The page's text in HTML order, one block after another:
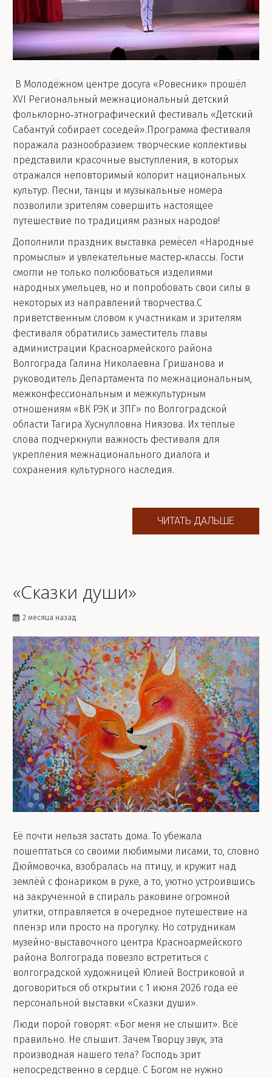
В Молодёжном центре досуга «Ровесник» прошёл
XVI Региональный межнациональный детский
фольклорно‑этнографический фестиваль «Детский
Сабантуй собирает соседей».Программа фестиваля
поражала разнообразием: творческие коллективы
представили красочные выступления, в которых
отражался неповторимый колорит национальных
культур. Песни, танцы и музыкальные номера
позволили зрителям совершить настоящее
путешествие по традициям разных народов!
Дополнили праздник выставка ремёсел «Народные
промыслы» и увлекательные мастер‑классы. Гости
смогли не только полюбоваться изделиями
народных умельцев, но и попробовать свои силы в
некоторых из направлений творчества.С
приветственным словом к участникам и зрителям
фестиваля обратились заместитель главы
администрации Красноармейского района
Волгограда Галина Николаевна Гришанова и
руководитель Департамента по межнациональным,
межконфессиональным и межкультурным
отношениям «ВК РЭК и ЗПГ» по Волгоградской
области Тагира Хуснулловна Ниязова. Их тёплые
слова подчеркнули важность фестиваля для
укрепления межнационального диалога и
сохранения культурного наследия.
ЧИТАТЬ ДАЛЬШЕ
«Сказки души»
2 месяца назад
Её почти нельзя застать дома. То убежала
пошептаться со своими любимыми лисами, то, словно
Дюймовочка, взобралась на птицу, и кружит над
землёй с фонариком в руке, а то, уютно устроившись
на закрученной в спираль раковине огромной
улитки, отправляется в очередное путешествие на
пленэр или просто на прогулку. Но сотрудникам
музейно-выставочного центра Красноармейского
района Волгограда повезло встретиться с
волгоградской художницей Юлией Востриковой и
договориться об открытии с 1 июня 2026 года её
персональной выставки «Сказки души».
Люди порой говорят: «Бог меня не слышит». Всё
правильно. Не слышит. Зачем Творцу звук, эта
производная нашего тела? Господь зрит
непосредственно в сердце. С Богом не нужно